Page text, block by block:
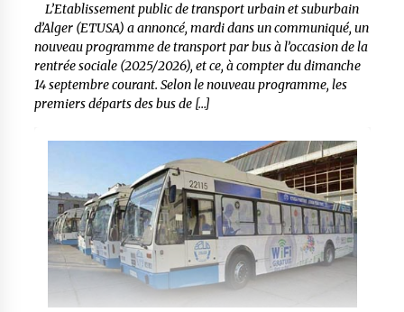
L’Etablissement public de transport urbain et suburbain
d’Alger (ETUSA) a annoncé, mardi dans un communiqué, un
nouveau programme de transport par bus à l’occasion de la
rentrée sociale (2025/2026), et ce, à compter du dimanche
14 septembre courant. Selon le nouveau programme, les
premiers départs des bus de […]